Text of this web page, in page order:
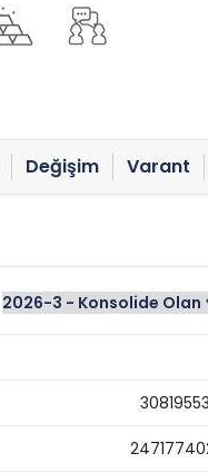
Değişim Varant